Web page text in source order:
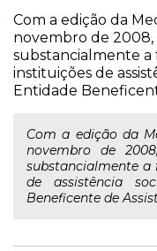
Com a edição da
novembro de
substancialmente a
instituições de
Entidade
Com a edição da
novembro de
substancialmente a
de assistência
Beneficente de